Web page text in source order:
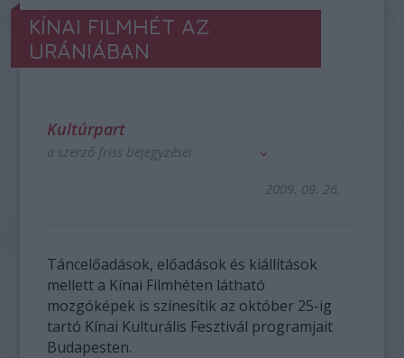
KÍNAI FILMHÉT AZ
URÁNIÁBAN
Kultúrpart
a szerző friss bejegyzései
2009. 09. 26.
Táncelőadások, előadások és kiállítások
mellett a Kínai Filmhéten látható
mozgóképek is színesítik az október 25-ig
tartó Kínai Kulturális Fesztivál programjait
Budapesten.